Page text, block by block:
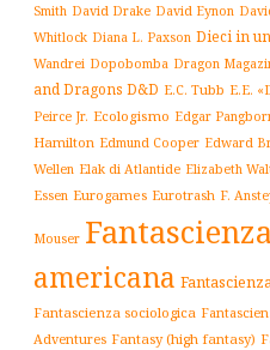
Smith David Drake David Eynon
Whitlock Diana L. Paxson Dieci in
Wandrei Dopobomba Dragon
and Dragons D&D E.C. Tubb E.E.
Peirce Jr. Ecologismo Edgar
Hamilton Edmund Cooper Edward
Wellen Elak di Atlantide Elizabeth
Essen Eurogames Eurotrash F.
Mouser
americana
Fantascienza sociologica
Adventures Fantasy (high fantasy)